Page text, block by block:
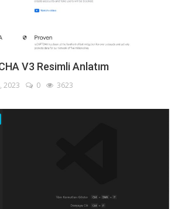
V3 Resimli Anlatım
2023 0 3623